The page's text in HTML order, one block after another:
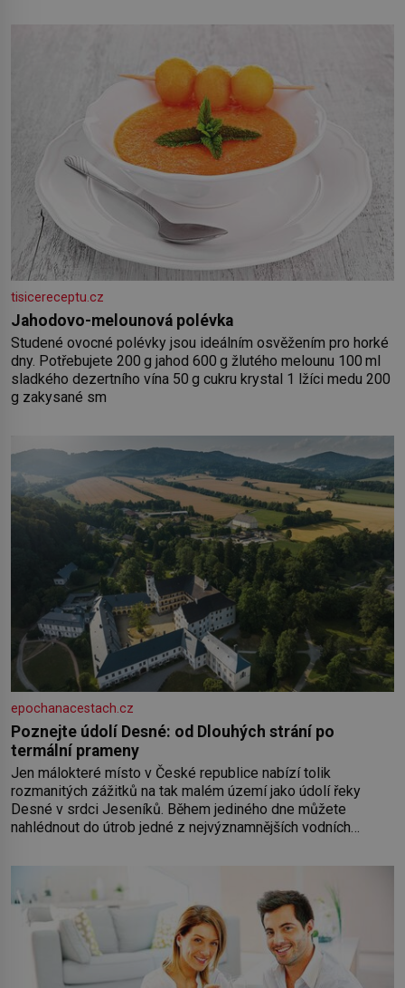
2 rajčata Zálivka: ✿ 4 lžíce olivového oleje ✿ 1 lžíci citronové
tisicereceptu.cz
Jahodovo-melounová polévka
Studené ovocné polévky jsou ideálním osvěžením pro horké
dny. Potřebujete 200 g jahod 600 g žlutého melounu 100 ml
sladkého dezertního vína 50 g cukru krystal 1 lžíci medu 200
g zakysané sm
epochanacestach.cz
Poznejte údolí Desné: od Dlouhých strání po
termální prameny
Jen málokteré místo v České republice nabízí tolik
rozmanitých zážitků na tak malém území jako údolí řeky
Desné v srdci Jeseníků. Během jediného dne můžete
nahlédnout do útrob jedné z nejvýznamnějších vodních
koloběžce a den zakončit poznáváním památek ve Velkých